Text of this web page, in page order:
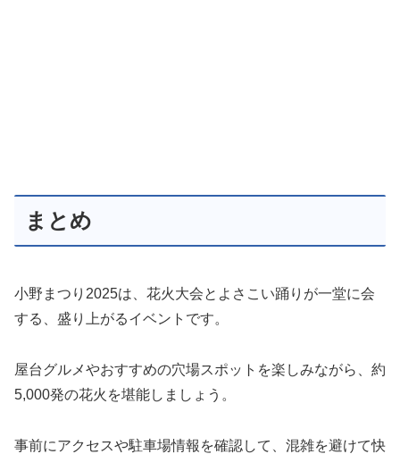
まとめ
小野まつり2025は、花火大会とよさこい踊りが一堂に会
する、盛り上がるイベントです。
屋台グルメやおすすめの穴場スポットを楽しみながら、約
5,000発の花火を堪能しましょう。
事前にアクセスや駐車場情報を確認して、混雑を避けて快